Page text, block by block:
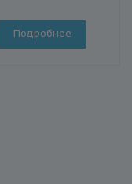
Подробнее